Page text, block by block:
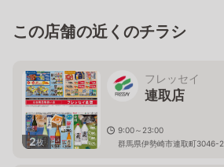
この店舗の近くのチラシ
2枚
フレッセイ
連取店
9:00～23:00
群馬県伊勢崎市連取町3046-2